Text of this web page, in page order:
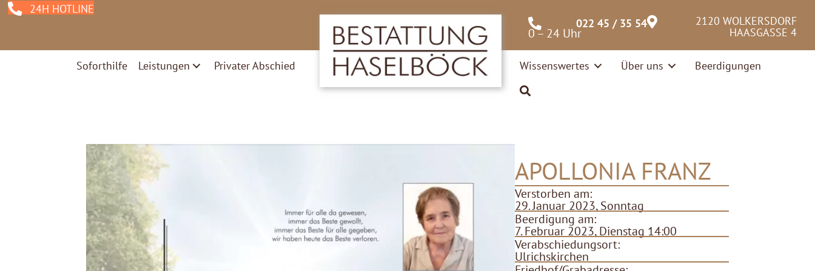
022 45 / 35 54
0 – 24 Uhr
2120 WOLKERSDORF
HAASGASSE 4
Soforthilfe Leistungen Privater Abschied Wissenswertes Über uns Beerdigungen
24H HOTLINE
APOLLONIA FRANZ
Verstorben am:
29. Januar 2023, Sonntag
Beerdigung am:
7. Februar 2023, Dienstag 14:00
Verabschiedungsort:
Ulrichskirchen